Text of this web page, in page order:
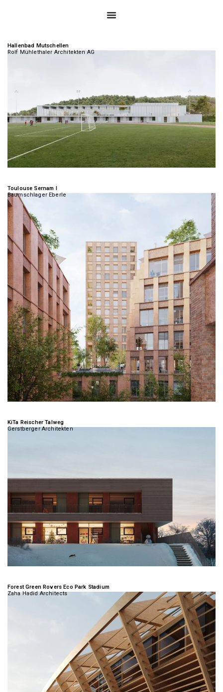
Hallenbad Mutschellen
Rolf Mühlethaler Architekten AG
Toulouse Sernam I
Baumschlager Eberle
KiTa Reischer Talweg
Gerstberger Architekten
Forest Green Rovers Eco Park Stadium
Zaha Hadid Architects